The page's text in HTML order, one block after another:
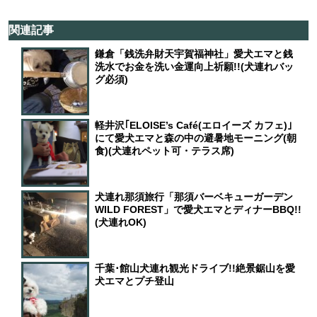
関連記事
鎌倉「銭洗弁財天宇賀福神社」愛犬エマと銭
洗水でお金を洗い金運向上祈願!!(犬連れバッ
グ必須)
軽井沢｢ELOISE’s Café(エロイーズ カフェ)｣
にて愛犬エマと森の中の避暑地モーニング(朝
食)(犬連れペット可・テラス席)
犬連れ那須旅行「那須バーベキューガーデン
WILD FOREST」で愛犬エマとディナーBBQ!!
(犬連れOK)
千葉･館山犬連れ観光ドライブ!!絶景鋸山を愛
犬エマとプチ登山